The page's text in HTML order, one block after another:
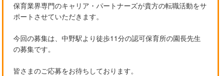
保育業界専門のキャリア・パートナーズが貴方の転職活動をサ
ポートさせていただきます。
今回の募集は、中野駅より徒歩11分の認可保育所の園長先生
の募集です。
皆さまのご応募をお待ちしております。